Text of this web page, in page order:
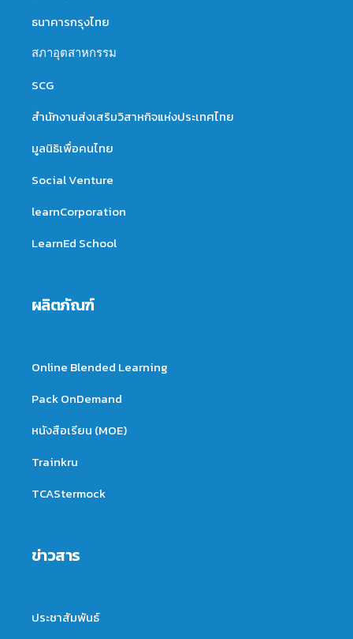
ธนาคารกรุงไทย
สภาอุตสาหกรรม
SCG
สำนักงานส่งเสริมวิสาหกิจแห่งประเทศไทย
มูลนิธิเพื่อคนไทย
Social Venture
learnCorporation
LearnEd School
ผลิตภัณฑ์
Online Blended Learning
Pack OnDemand
หนังสือเรียน (MOE)
Trainkru
TCAStermock
ข่าวสาร
ประชาสัมพันธ์